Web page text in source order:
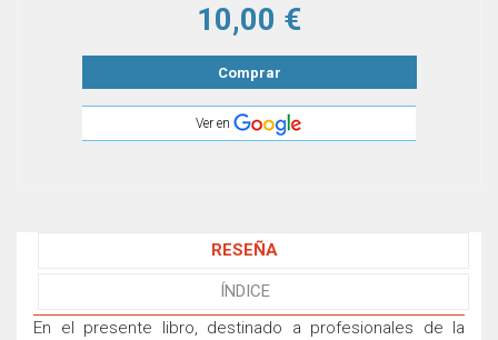
10,00 €
Comprar
Ver en
RESEÑA
ÍNDICE
En el presente libro, destinado a profesionales de la